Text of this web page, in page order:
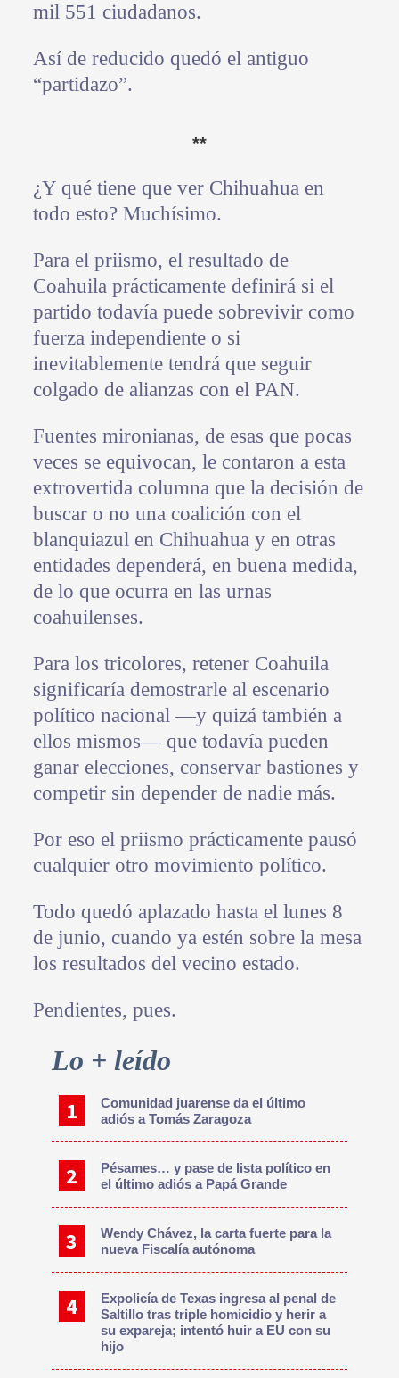
mil 551 ciudadanos.
Así de reducido quedó el antiguo
“partidazo”.
**
¿Y qué tiene que ver Chihuahua en
todo esto? Muchísimo.
Para el priismo, el resultado de
Coahuila prácticamente definirá si el
partido todavía puede sobrevivir como
fuerza independiente o si
inevitablemente tendrá que seguir
colgado de alianzas con el PAN.
Fuentes mironianas, de esas que pocas
veces se equivocan, le contaron a esta
extrovertida columna que la decisión de
buscar o no una coalición con el
blanquiazul en Chihuahua y en otras
entidades dependerá, en buena medida,
de lo que ocurra en las urnas
coahuilenses.
Para los tricolores, retener Coahuila
significaría demostrarle al escenario
político nacional —y quizá también a
ellos mismos— que todavía pueden
ganar elecciones, conservar bastiones y
competir sin depender de nadie más.
Por eso el priismo prácticamente pausó
cualquier otro movimiento político.
Todo quedó aplazado hasta el lunes 8
de junio, cuando ya estén sobre la mesa
los resultados del vecino estado.
Pendientes, pues.
Primary
Lo + leído
Comunidad juarense da el último
adiós a Tomás Zaragoza
Pésames… y pase de lista político en
el último adiós a Papá Grande
Wendy Chávez, la carta fuerte para la
nueva Fiscalía autónoma
Expolicía de Texas ingresa al penal de
Saltillo tras triple homicidio y herir a
su expareja; intentó huir a EU con su
hijo